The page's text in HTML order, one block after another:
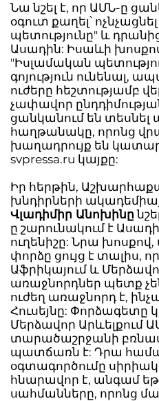
Նա նշել է, որ ԱՄՆ-ը
օգուտ քաղել՝
պետությունը" և
Ասադին: Իսաևի
"Իսլամական
գոյություն
ուժերը հեշտությամբ
չափավոր
ցանկանում են տեսնել
հաղթանակը, որոնց
խաղադրույք են
svpressa.ru կայքը:
Իր հերթին,
խնդիրների
Վլադիմիր Անոխինը
ը շարունակում է
ուղենիշը: Նրա
փորձը ցույց է տալիս,
Աֆրիկայում և
առաջնորդներ պետք
ուժեղ առաջնորդ է,
Հուսեյնը: Փորձագետը
Մերձավոր Արևելքում
տարածաշրջանի
պատճառն է: Դրա
օգտագործումը
հնարավոր է, անգամ
սահմանները, որոնց